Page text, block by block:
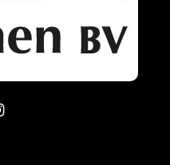
Instagram